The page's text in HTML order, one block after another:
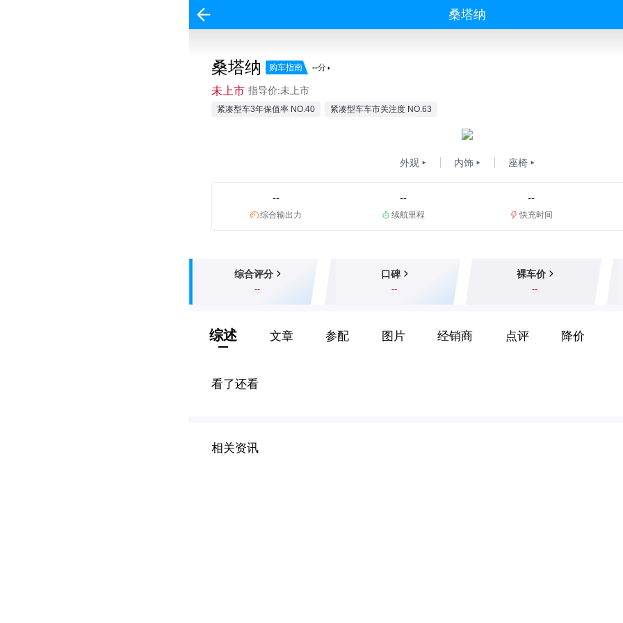
桑塔纳
桑塔纳 购车指南 --分
未上市 指导价:未上市
紧凑型车3年保值率 NO.40 紧凑型车车市关注度 NO.63
外观 内饰 座椅
--
综合输出力
--
续航里程
--
快充时间
综合评分
--
口碑
--
裸车价
--
综述 文章 参配 图片 经销商 点评 降价
看了还看
相关资讯